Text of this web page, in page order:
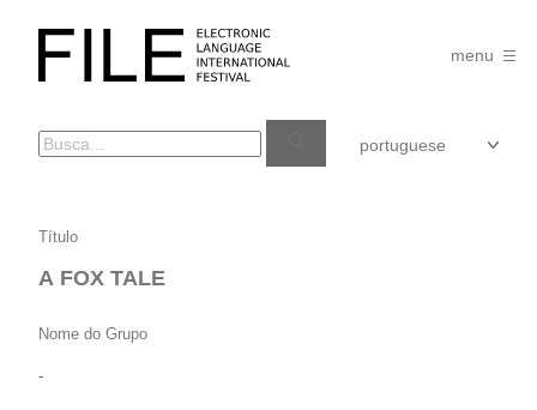
FILE
FESTIVAL
menu
A
FOX
Título
A FOX TALE
Nome do Grupo
-